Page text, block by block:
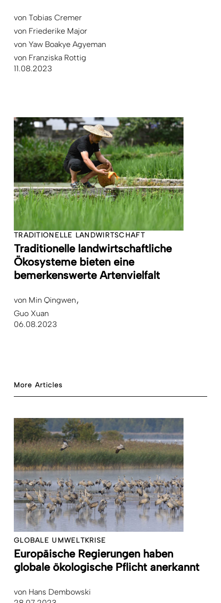
von Tobias Cremer
von Friederike Major
von Yaw Boakye Agyeman
von Franziska Rottig
11.08.2023
TRADITIONELLE LANDWIRTSCHAFT
Traditionelle landwirtschaftliche
Ökosysteme bieten eine
bemerkenswerte Artenvielfalt
von Min Qingwen
Guo Xuan
06.08.2023
More Articles
GLOBALE UMWELTKRISE
Europäische Regierungen haben
globale ökologische Pflicht anerkannt
von Hans Dembowski